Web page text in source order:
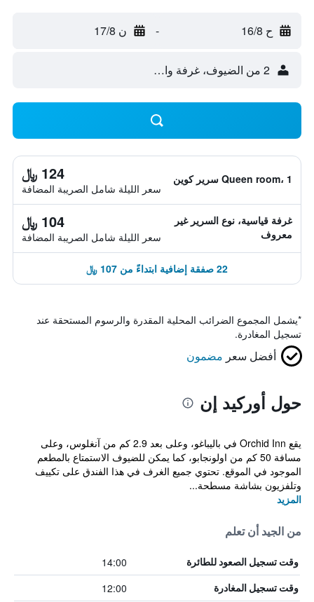
ح 16/8 - ن 17/8
2 من الضيوف، غرفة واحدة
Queen room، 1 سرير كوين 124 ﷼
سعر الليلة شامل الصريبة المضافة
غرفة قياسية، نوع السرير غير
معروف
104 ﷼
سعر الليلة شامل الصريبة المضافة
22 صفقة إضافية ابتداءً من 107 ﷼
*يشمل المجموع الضرائب المحلية المقدرة والرسوم المستحقة عند
تسجيل المغادرة.
أفضل سعر مضمون
حول أوركيد إن
يقع Orchid Inn في باليباغو، وعلى بعد 2.9 كم من آنغلوس، وعلى
مسافة 50 كم من اولونجابو، كما يمكن للضيوف الاستمتاع بالمطعم
الموجود في الموقع. تحتوي جميع الغرف في هذا الفندق على تكييف
وتلفزيون بشاشة مسطحة...
المزيد
من الجيد أن تعلم
وقت تسجيل الصعود للطائرة 14:00
وقت تسجيل المغادرة 12:00